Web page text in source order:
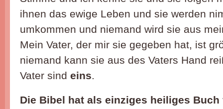
ihnen das ewige Leben und sie werden
umkommen und niemand wird sie aus
Mein Vater, der mir sie gegeben hat, ist
niemand kann sie aus des Vaters Hand
Vater sind eins.
Die Bibel hat als einziges heiliges Buch